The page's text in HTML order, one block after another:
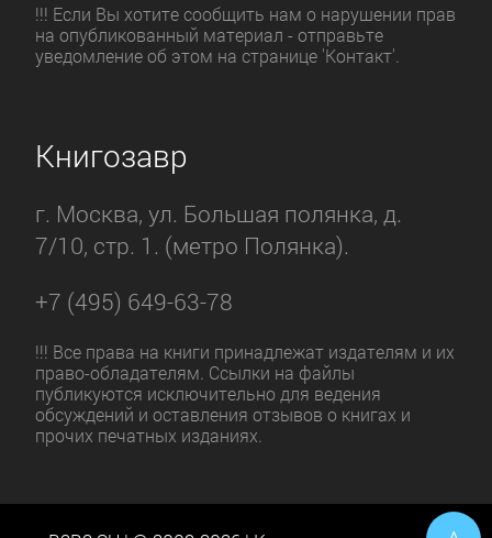
!!! Если Вы хотите сообщить нам о нарушении прав
на опубликованный материал - отправьте
уведомление об этом на странице 'Контакт'.
Книгозавр
г. Москва, ул. Большая полянка, д.
7/10, стр. 1. (метро Полянка).
+7 (495) 649-63-78
!!! Все права на книги принадлежат издателям и их
право-обладателям. Ссылки на файлы
публикуются исключительно для ведения
обсуждений и оставления отзывов о книгах и
прочих печатных изданиях.